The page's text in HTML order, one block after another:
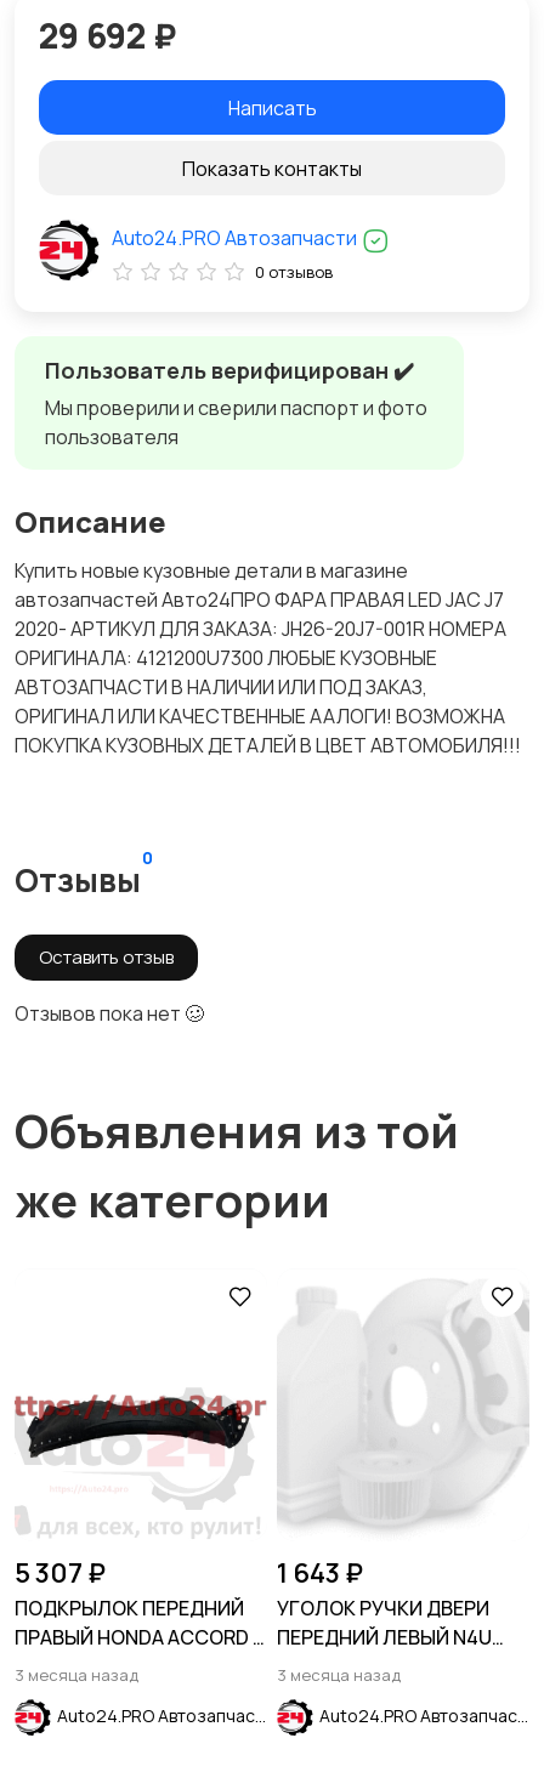
Пользователь верифицирован ✔️
Мы проверили и сверили паспорт и фото
пользователя
Описание
Купить новые кузовные детали в магазине
автозапчастей Авто24ПРО ФАРА ПРАВАЯ LED JAC J7
2020- АРТИКУЛ ДЛЯ ЗАКАЗА: JH26-20J7-001R НОМЕРА
ОРИГИНАЛА: 4121200U7300 ЛЮБЫЕ КУЗОВНЫЕ
АВТОЗАПЧАСТИ В НАЛИЧИИ ИЛИ ПОД ЗАКАЗ,
ОРИГИНАЛ ИЛИ КАЧЕСТВЕННЫЕ ААЛОГИ! ВОЗМОЖНА
ПОКУПКА КУЗОВНЫХ ДЕТАЛЕЙ В ЦВЕТ АВТОМОБИЛЯ!!!
Отзывы
0
Оставить отзыв
Отзывов пока нет 🥴
29 692 ₽
Написать
Показать контакты
Auto24.PRO Автозапчасти
0 отзывов
Объявления из той
же категории
5 307 ₽
ПОДКРЫЛОК ПЕРЕДНИЙ
ПРАВЫЙ HONDA ACCORD X
2017-2020
3 месяца назад
Auto24.PRO Автозапчасти
1 643 ₽
УГОЛОК РУЧКИ ДВЕРИ
ПЕРЕДНИЙ ЛЕВЫЙ N4U
синий HYUNDAI CRETA
2016-2021
3 месяца назад
Auto24.PRO Автозапчасти